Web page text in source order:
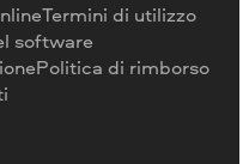
Termini di utilizzo
software
Politica di rimborso